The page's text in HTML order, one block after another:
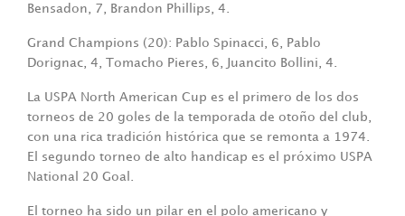
Bensadon, 7, Brandon Phillips, 4.
Grand Champions (20): Pablo Spinacci, 6, Pablo
Dorignac, 4, Tomacho Pieres, 6, Juancito Bollini, 4.
La USPA North American Cup es el primero de los dos
torneos de 20 goles de la temporada de otoño del club,
con una rica tradición histórica que se remonta a 1974.
El segundo torneo de alto handicap es el próximo USPA
National 20 Goal.
El torneo ha sido un pilar en el polo americano y